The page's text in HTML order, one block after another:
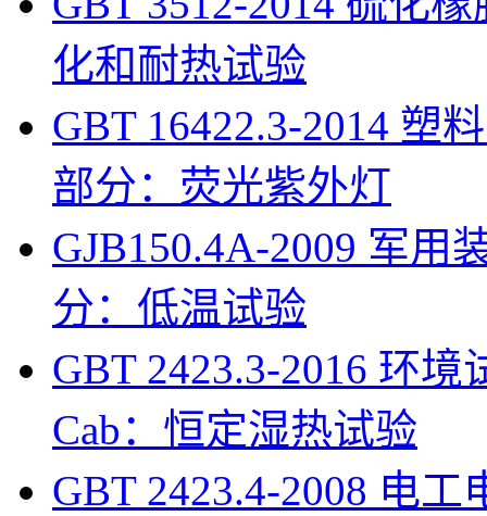
化和耐热试验
GBT 16422.3-2014 塑
部分：荧光紫外灯
GJB150.4A-2009 军用
分：低温试验
GBT 2423.3-2016 环
Cab：恒定湿热试验
GBT 2423.4-2008 电